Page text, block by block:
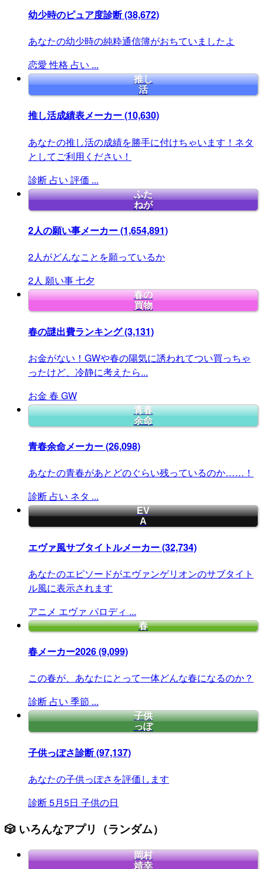
幼少時のピュア度診断(38,672)
あなたの幼少時の純粋通信簿がおちていましたよ
恋愛 性格 占い ...
推し
活
推し活成績表メーカー(10,630)
あなたの推し活の成績を勝手に付けちゃいます！ネタ
としてご利用ください！
診断 占い 評価 ...
ふた
ねが
2人の願い事メーカー(1,654,891)
2人がどんなことを願っているか
2人 願い事七夕
春の
買物
春の謎出費ランキング(3,131)
お金がない！GWや春の陽気に誘われてつい買っちゃ
ったけど、冷静に考えたら...
お金 春 GW
青春
余命
青春余命メーカー(26,098)
あなたの青春があとどのぐらい残っているのか……！
診断 占い ネタ ...
EV
A
エヴァ風サブタイトルメーカー(32,734)
あなたのエピソードがエヴァンゲリオンのサブタイト
ル風に表示されます
アニメ エヴァ パロディ ...
春
春メーカー2026(9,099)
この春が、あなたにとって一体どんな春になるのか？
診断 占い 季節 ...
子供
っぽ
子供っぽさ診断(97,137)
あなたの子供っぽさを評価します
診断5月5日 子供の日
🎲 いろんなアプリ（ランダム）
岡村
靖幸